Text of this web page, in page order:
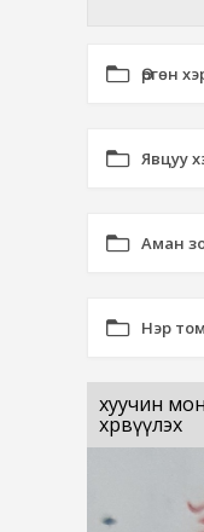
Өргөн
Явцуу
Аман
Нэр
хуучин
хөрвүүлэх